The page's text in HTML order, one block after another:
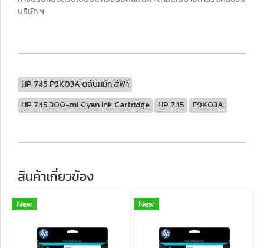
บริษัท ฯ
HP 745 F9K03A ตลับหมึก สีฟ้า
HP 745 300-ml Cyan Ink Cartridge
HP 745 F9K03A
สินค้าเกี่ยวข้อง
New New